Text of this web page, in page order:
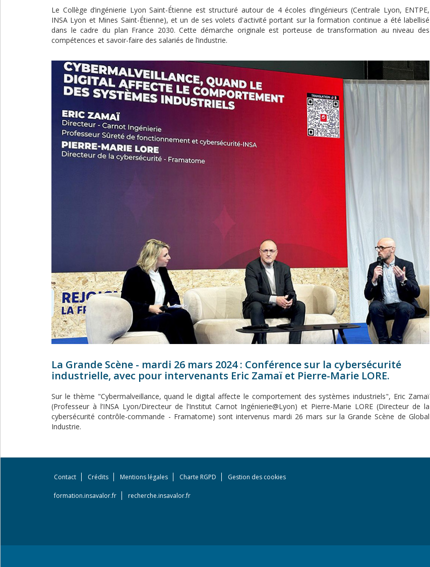
Le Collège d’ingénierie Lyon Saint-Étienne est structuré autour de 4 écoles d’ingénieurs (Centrale Lyon, ENTPE,
INSA Lyon et Mines Saint-Étienne), et un de ses volets d'activité portant sur la formation continue a été labellisé
dans le cadre du plan France 2030. Cette démarche originale est porteuse de transformation au niveau des
compétences et savoir-faire des salariés de l’industrie.
La Grande Scène - mardi 26 mars 2024 : Conférence sur la cybersécurité
industrielle, avec pour intervenants Eric Zamaï et Pierre-Marie LORE.
Sur le thème "Cybermalveillance, quand le digital affecte le comportement des systèmes industriels", Eric Zamaï
(Professeur à l’INSA Lyon/Directeur de l’Institut Carnot Ingénierie@Lyon) et Pierre-Marie LORE (Directeur de la
cybersécurité contrôle-commande - Framatome) sont intervenus mardi 26 mars sur la Grande Scène de Global
Industrie.
Footer
menu
Contact Crédits Mentions légales Charte RGPD Gestion des cookies
formation.insavalor.fr recherche.insavalor.fr